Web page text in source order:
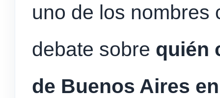
uno de los nombres
debate sobre quién
de Buenos Aires